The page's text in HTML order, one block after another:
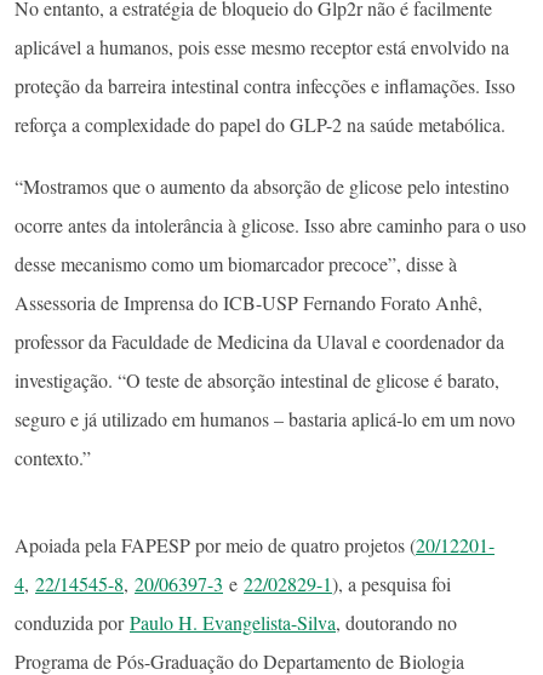
No entanto, a estratégia de bloqueio do Glp2r não é facilmente
aplicável a humanos, pois esse mesmo receptor está envolvido na
proteção da barreira intestinal contra infecções e inflamações. Isso
reforça a complexidade do papel do GLP-2 na saúde metabólica.
“Mostramos que o aumento da absorção de glicose pelo intestino
ocorre antes da intolerância à glicose. Isso abre caminho para o uso
desse mecanismo como um biomarcador precoce”, disse à
Assessoria de Imprensa do ICB-USP Fernando Forato Anhê,
professor da Faculdade de Medicina da Ulaval e coordenador da
investigação. “O teste de absorção intestinal de glicose é barato,
seguro e já utilizado em humanos – bastaria aplicá-lo em um novo
contexto.”
Apoiada pela FAPESP por meio de quatro projetos (20/12201-
4, 22/14545-8, 20/06397-3 e 22/02829-1), a pesquisa foi
conduzida porPaulo H. Evangelista-Silva, doutorando no
Programa de Pós-Graduação do Departamento de Biologia